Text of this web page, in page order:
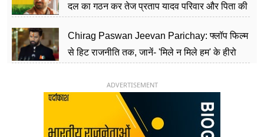
दल का गठन कर तेज प्रताप यादव परिवार और पिता की
Chirag Paswan Jeevan Parichay: फ्लॉप फिल्म
से हिट राजनीति तक, जानें- 'मिले न मिले हम' के हीरो
ADVERTISEMENT